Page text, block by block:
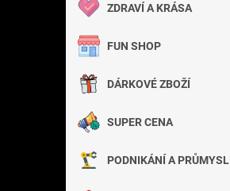
ZDRAVÍ A KRÁSA
FUN SHOP
DÁRKOVÉ ZBOŽÍ
SUPER CENA
PODNIKÁNÍ A PRŮMYSL